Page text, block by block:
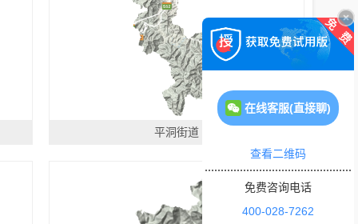
平洞街道
在线客服(直接聊)
查看二维码
免费咨询电话
400-028-7262